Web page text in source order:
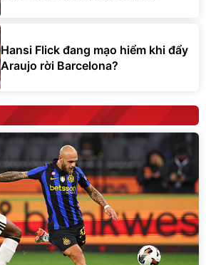
Hansi Flick đang mạo hiểm khi đẩy
Araujo rời Barcelona?